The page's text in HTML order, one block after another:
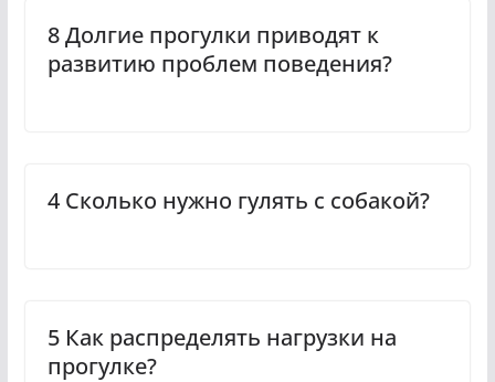
8 Долгие прогулки приводят к
развитию проблем поведения?
4 Сколько нужно гулять с собакой?
5 Как распределять нагрузки на
прогулке?